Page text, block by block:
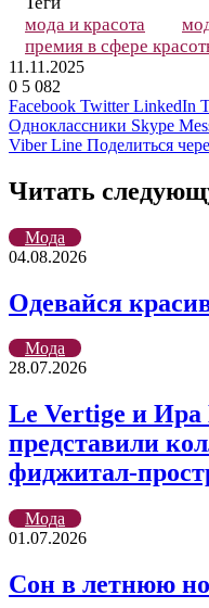
мода и красота
премия в сфере
11.11.2025
0 5 082
Facebook Twitter LinkedIn
Одноклассники Skype
Viber Line Поделиться
Читать
Мода
04.08.2026
Одевайся
Мода
28.07.2026
Le Vertige и Ира
представили
фиджитал-
Мода
01.07.2026
Сон в летнюю